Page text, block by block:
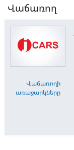
Վաճառող
Վաճառողի
առաջարկները